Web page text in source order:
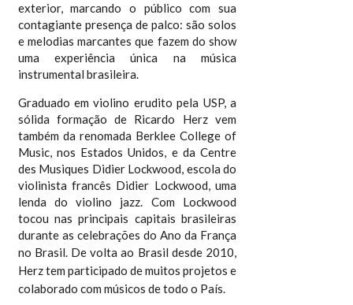
exterior, marcando o público com sua
contagiante presença de palco: são solos
e melodias marcantes que fazem do show
uma experiência única na música
instrumental brasileira.
Graduado em violino erudito pela USP, a
sólida formação de Ricardo Herz vem
também da renomada Berklee College of
Music, nos Estados Unidos, e da Centre
des Musiques Didier Lockwood, escola do
violinista francês Didier Lockwood, uma
lenda do violino jazz. Com Lockwood
tocou nas principais capitais brasileiras
durante as celebrações do Ano da França
no Brasil. De volta ao Brasil desde 2010,
Herz tem participado de muitos projetos e
colaborado com músicos de todo o País.